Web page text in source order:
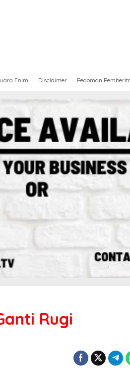
Enim Disclaimer Pedoman
Rugi